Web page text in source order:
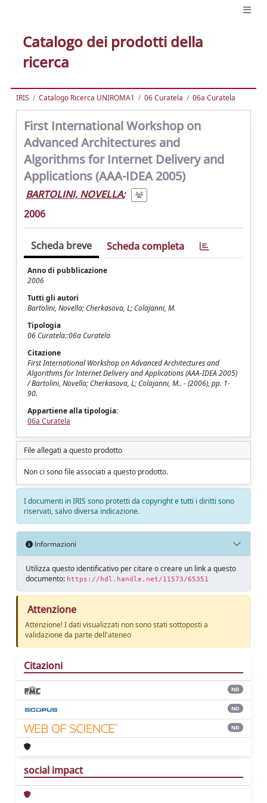
Catalogo dei prodotti della
ricerca
IRIS Catalogo Ricerca UNIROMA1 06 Curatela 06a Curatela
First International Workshop on
Advanced Architectures and
Algorithms for Internet Delivery and
Applications (AAA-IDEA 2005)
BARTOLINI, NOVELLA;
2006
Scheda breve Scheda completa
Anno di pubblicazione
2006
Tutti gli autori
Bartolini, Novella; Cherkasova, L; Colajanni, M.
Tipologia
06 Curatela::06a Curatela
Citazione
First International Workshop on Advanced Architectures and
Algorithms for Internet Delivery and Applications (AAA-IDEA 2005)
/ Bartolini, Novella; Cherkasova, L; Colajanni, M.. - (2006), pp. 1-
90.
Appartiene alla tipologia:
06a Curatela
File allegati a questo prodotto
Non ci sono file associati a questo prodotto.
I documenti in IRIS sono protetti da copyright e tutti i diritti sono
riservati, salvo diversa indicazione.
Informazioni
Utilizza questo identificativo per citare o creare un link a questo
documento: https://hdl.handle.net/11573/65351
Attenzione
Attenzione! I dati visualizzati non sono stati sottoposti a
validazione da parte dell'ateneo
Citazioni
ND
ND
ND
social impact